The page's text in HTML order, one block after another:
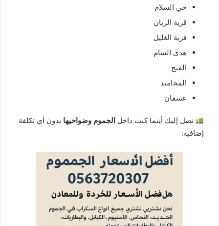
حي السلام
قرية الريان
قرية الغليل
هدى الشام
الفتح
المحاميد
عسفان
نصل إليك أينما كنت داخل الجموم وضواحيها بدون أي تكلفة
إضافية.